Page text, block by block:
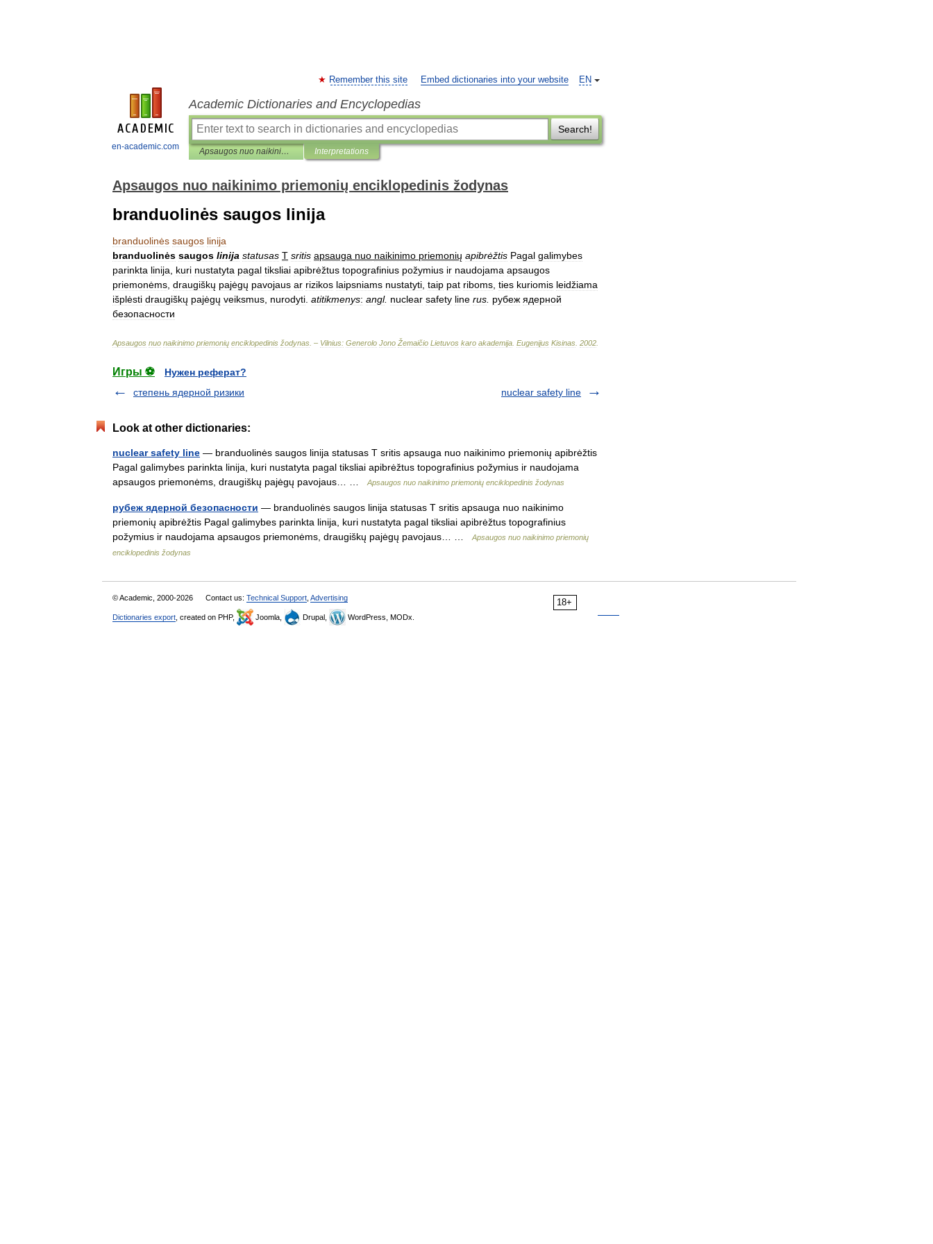
en-academic.com
EN
Remember this site Embed dictionaries into your website
Academic Dictionaries and Encyclopedias
Search!
Apsaugos nuo naikinimo priemonių enciklopedinis žodynas Interpretations
Apsaugos nuo naikinimo priemonių enciklopedinis žodynas
branduolinės saugos linija
branduolinės saugos linija
branduolinės saugos linija statusas T sritis apsauga nuo naikinimo priemonių apibrėžtis Pagal galimybes
parinkta linija kuri nustatyta pagal tiksliai apibrėžtus topografinius požymius ir naudojama apsaugos
priemonėms draugiškų pajėgų pavojaus ar rizikos laipsniams nustatyti taip pat riboms ties kuriomis leidžiama
išplėsti draugiškų pajėgų veiksmus nurodyti atitikmenys: angl. nuclear safety line rus рубеж ядерной
безопасности
Apsaugos nuo naikinimo priemonių enciklopedinis žodynas . – Vilnius: Generolo Jono Žemaičio Lietuvos karo akademija Eugenijus Kisinas 2002
Игры ⚽
Нужен реферат?
степень ядерной ризики
nuclear safety line
Look at other dictionaries:
nuclear safety line — branduolinės saugos linija statusas T sritis apsauga nuo naikinimo priemonių apibrėžtis
Pagal galimybes parinkta linija, kuri nustatyta pagal tiksliai apibrėžtus topografinius požymius ir naudojama
apsaugos priemonėms, draugiškų pajėgų pavojaus… …
Apsaugos nuo naikinimo priemonių enciklopedinis žodynas
рубеж ядерной безопасности — branduolinės saugos linija statusas T sritis apsauga nuo naikinimo
priemonių apibrėžtis Pagal galimybes parinkta linija, kuri nustatyta pagal tiksliai apibrėžtus topografinius
požymius ir naudojama apsaugos priemonėms, draugiškų pajėgų pavojaus… …
Apsaugos nuo naikinimo priemonių
enciklopedinis žodynas
18+
© Academic, 2000-2026 Contact us: Technical Support Advertising
Dictionaries export , created on PHP, Joomla, Drupal, WordPress, MODx.